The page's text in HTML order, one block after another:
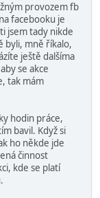
provozem fb
facebooku je
jsem tady nikde
byli, mně říkalo,
ještě dalšíma
se akce
tak mám
hodin práce,
bavil. Když si
ho někde jde
činnost
kde se platí